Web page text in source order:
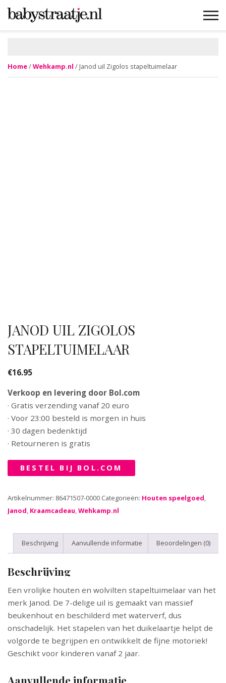
Home/Wehkamp.nl / Janod uil Zigolos stapeltuimelaar
JANOD UIL ZIGOLOS
STAPELTUIMELAAR
€16.95
Verkoop en levering door Bol.com
· Gratis verzending vanaf 20 euro
· Voor 23:00 besteld is morgen in huis
· 30 dagen bedenktijd
· Retourneren is gratis
BESTEL BIJ BOL.COM
Artikelnummer: 86471507-0000 Categorieën: Houten speelgoed,
Janod, Kraamcadeau,Wehkamp.nl
Beschrijving Aanvullende informatie Beoordelingen (0)
Beschrijving
Een vrolijke houten en wolvilten stapeltuimelaar van het
merk Janod. De 7-delige uil is gemaakt van massief
beukenhout en beschilderd met waterverf, dus
onschadelijk. Het stapelen van het duikelaartje helpt de
volgorde te begrijpen en ontwikkelt de fijne motoriek!
Geschikt voor kinderen vanaf 2 jaar.